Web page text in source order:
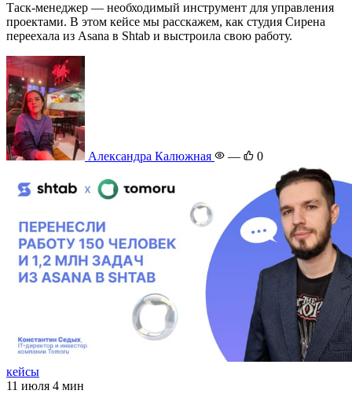
Таск-менеджер — необходимый инструмент для управления
проектами. В этом кейсе мы расскажем, как студия Сирена
переехала из Asana в Shtab и выстроила свою работу.
Александра Калюжная — 0
кейсы
11 июля 4 мин